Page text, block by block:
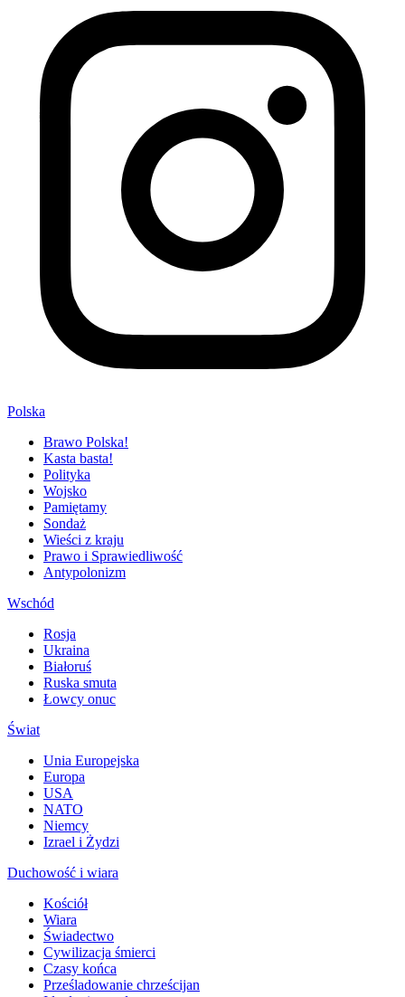
Polska
Brawo Polska!
Kasta basta!
Polityka
Wojsko
Pamiętamy
Sondaż
Wieści z kraju
Prawo i Sprawiedliwość
Antypolonizm
Wschód
Rosja
Ukraina
Białoruś
Ruska smuta
Łowcy onuc
Świat
Unia Europejska
Europa
USA
NATO
Niemcy
Izrael i Żydzi
Duchowość i wiara
Kościół
Wiara
Świadectwo
Cywilizacja śmierci
Czasy końca
Prześladowanie chrześcijan